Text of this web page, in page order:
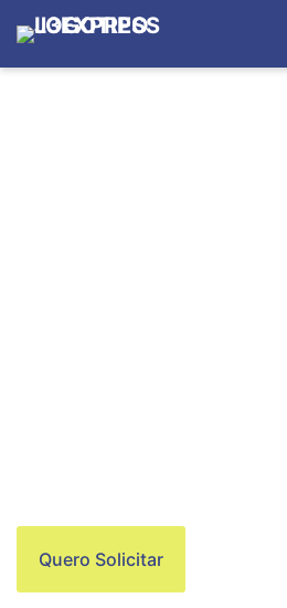
Quero Solicitar